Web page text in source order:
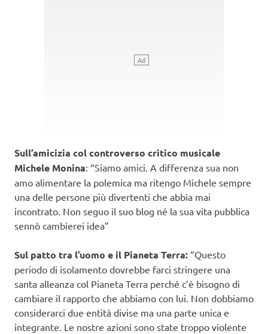
Sull’amicizia col controverso critico musicale
Michele Monina: “Siamo amici. A differenza sua non
amo alimentare la polemica ma ritengo Michele sempre
una delle persone più divertenti che abbia mai
incontrato. Non seguo il suo blog né la sua vita pubblica
sennò cambierei idea”
Sul patto tra l’uomo e il Pianeta Terra: “Questo
periodo di isolamento dovrebbe farci stringere una
santa alleanza col Pianeta Terra perché c’è bisogno di
cambiare il rapporto che abbiamo con lui. Non dobbiamo
considerarci due entità divise ma una parte unica e
integrante. Le nostre azioni sono state troppo violente